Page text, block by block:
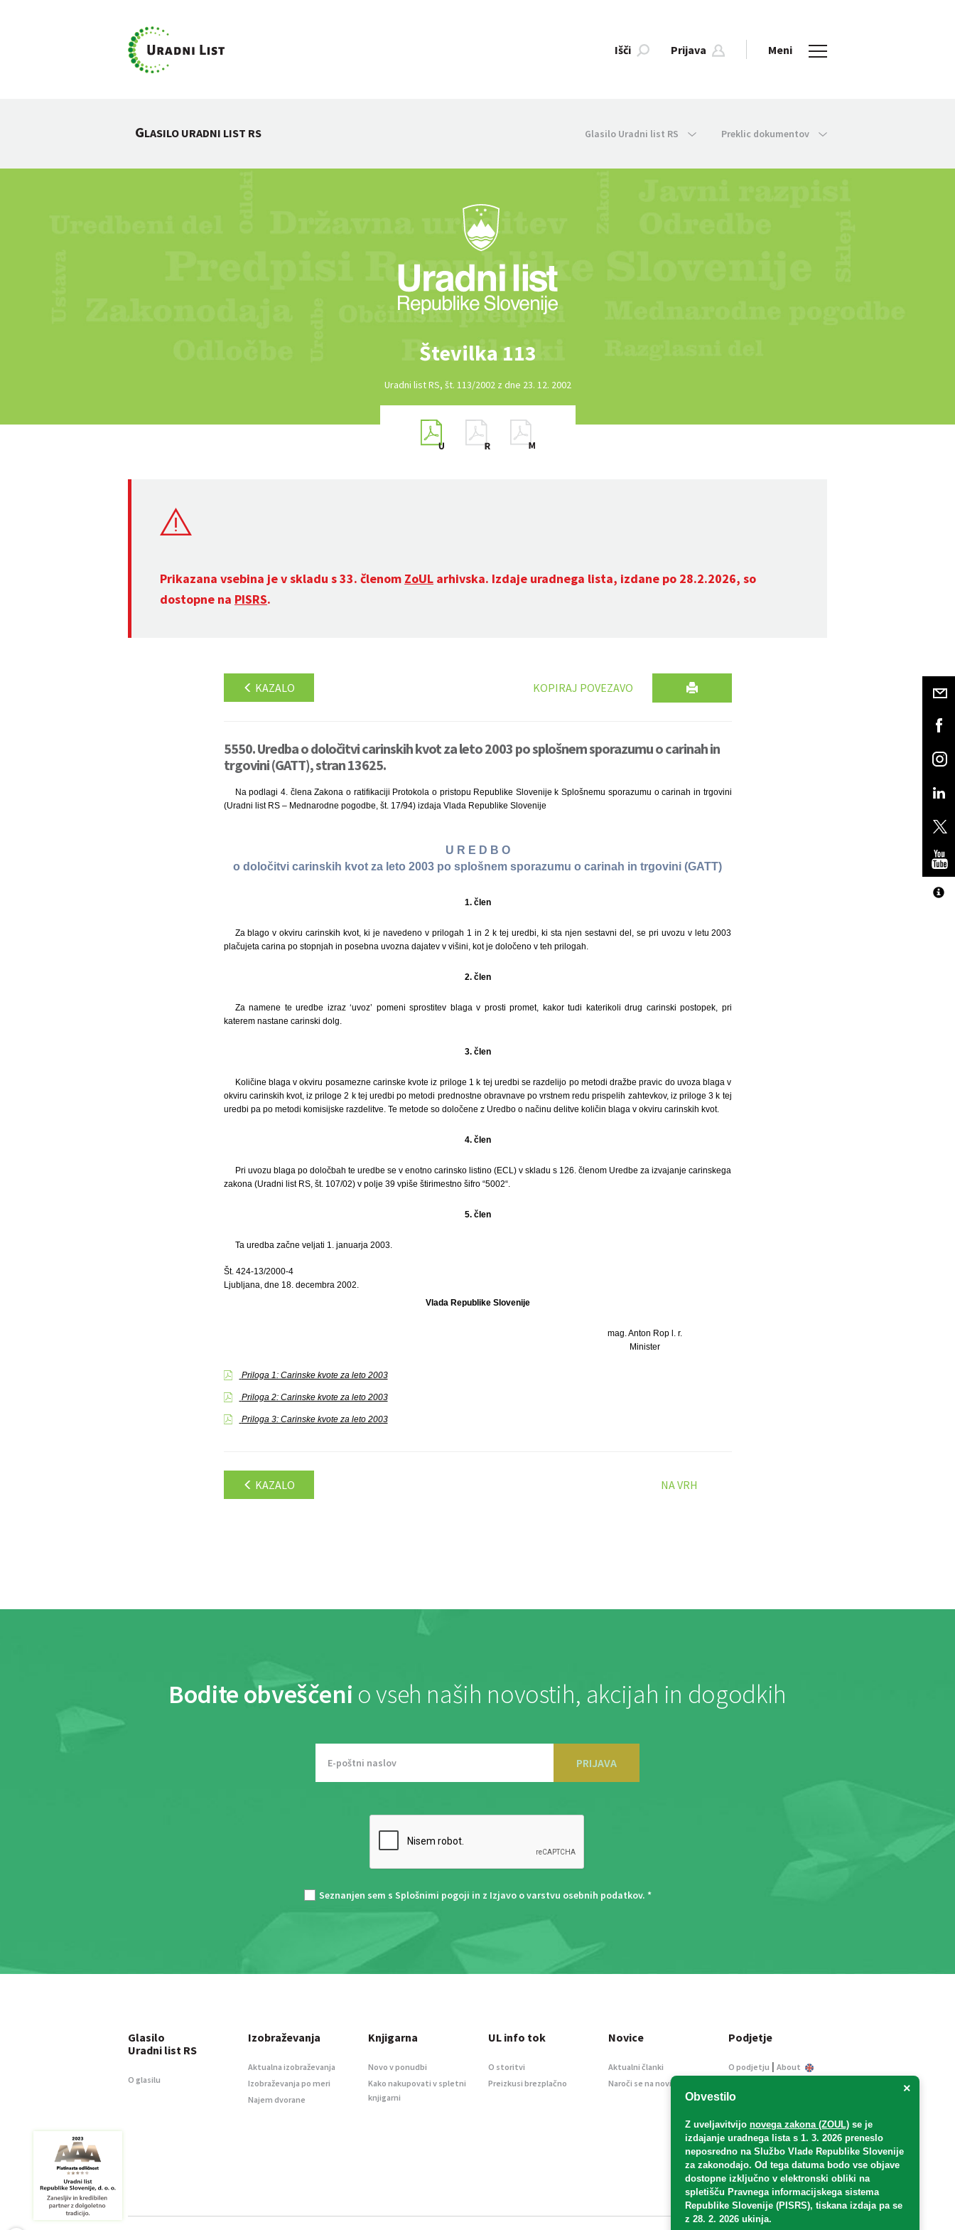
Išči Prijava Meni
GLASILO URADNI LIST RS Glasilo Uradni list RS Preklic dokumentov
Številka 113
Uradni list RS, št. 113/2002 z dne 23. 12. 2002
Prikazana vsebina je v skladu s 33. členom ZoUL arhivska. Izdaje uradnega lista, izdane po 28.2.2026, so
dostopne na PISRS.
KAZALO KOPIRAJ POVEZAVO
5550. Uredba o določitvi carinskih kvot za leto 2003 po splošnem sporazumu o carinah in
trgovini (GATT), stran 13625.
Na podlagi 4. člena Zakona o ratifikaciji Protokola o pristopu Republike Slovenije k Splošnemu sporazumu o carinah in trgovini
(Uradni list RS – Mednarodne pogodbe, št. 17/94) izdaja Vlada Republike Slovenije
U R E D B O
o določitvi carinskih kvot za leto 2003 po splošnem sporazumu o carinah in trgovini (GATT)
1. člen
Za blago v okviru carinskih kvot, ki je navedeno v prilogah 1 in 2 k tej uredbi, ki sta njen sestavni del, se pri uvozu v letu 2003
plačujeta carina po stopnjah in posebna uvozna dajatev v višini, kot je določeno v teh prilogah.
2. člen
Za namene te uredbe izraz ‘uvoz’ pomeni sprostitev blaga v prosti promet, kakor tudi katerikoli drug carinski postopek, pri
katerem nastane carinski dolg.
3. člen
Količine blaga v okviru posamezne carinske kvote iz priloge 1 k tej uredbi se razdelijo po metodi dražbe pravic do uvoza blaga v
okviru carinskih kvot, iz priloge 2 k tej uredbi po metodi prednostne obravnave po vrstnem redu prispelih zahtevkov, iz priloge 3 k tej
uredbi pa po metodi komisijske razdelitve. Te metode so določene z Uredbo o načinu delitve količin blaga v okviru carinskih kvot.
4. člen
Pri uvozu blaga po določbah te uredbe se v enotno carinsko listino (ECL) v skladu s 126. členom Uredbe za izvajanje carinskega
zakona (Uradni list RS, št. 107/02) v polje 39 vpiše štirimestno šifro “5002“.
5. člen
Ta uredba začne veljati 1. januarja 2003.
Št. 424-13/2000-4
Ljubljana, dne 18. decembra 2002.
Vlada Republike Slovenije
mag. Anton Rop l. r.
Minister
Priloga 1: Carinske kvote za leto 2003
Priloga 2: Carinske kvote za leto 2003
Priloga 3: Carinske kvote za leto 2003
KAZALO NA VRH
Bodite obveščeni o vseh naših novostih, akcijah in dogodkih
PRIJAVA
Seznanjen sem s Splošnimi pogoji in z Izjavo o varstvu osebnih podatkov. *
×
Obvestilo
Z uveljavitvijo novega zakona (ZOUL) se je
izdajanje uradnega lista s 1. 3. 2026 preneslo
neposredno na Službo Vlade Republike Slovenije
za zakonodajo. Od tega datuma bodo vse objave
dostopne izključno v elektronski obliki na
spletišču Pravnega informacijskega sistema
Republike Slovenije (PISRS), tiskana izdaja pa se
z 28. 2. 2026 ukinja.
Glasilo
Uradni list RS
O glasilu
Izobraževanja
Aktualna izobraževanja
Izobraževanja po meri
Najem dvorane
Knjigarna
Novo v ponudbi
Kako nakupovati v spletni
knjigarni
UL info tok
O storitvi
Preizkusi brezplačno
Novice
Aktualni članki
Naroči se na novice
Podjetje
O podjetju | About
Informacije javnega
Oglaševanje
Splošni pogoji
Izjava o varstvu osebnih
podatkov
E-dražbe